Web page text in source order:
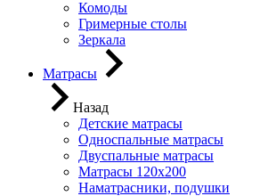
Комоды
Гримерные столы
Зеркала
Матрасы
Назад
Детские матрасы
Односпальные матрасы
Двуспальные матрасы
Матрасы 120х200
Наматрасники, подушки